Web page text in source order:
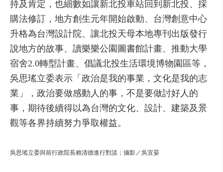
持及肯定，也細數如讓新北投車站回到新北投、採
購法修訂，地方創生元年開始啟動、台灣創意中心
升格為台灣設計院、讓北投天母本地專刊出版發行
說地方的故事、讀樂樂公園圖書館計畫、推動大學
宿舍2.0轉型計畫、倡議北投生活環境博物園區等，
吳思瑤立委表示「政治是我的事業，文化是我的志
業」，政治要做感動人的事，不是要做討好人的
事，期待後續得以為台灣的文化、設計、建築及景
觀等各界持續努力爭取權益。
吳思瑤立委與前行政院長賴清德進行對談；攝影／吳宜晏